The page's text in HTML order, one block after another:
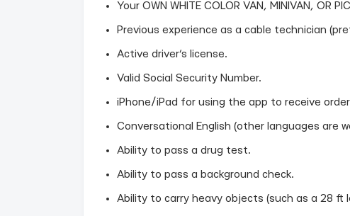
Your OWN WHITE COLOR VAN, MINIVAN, OR
Previous experience as a cable technician
Active driver’s license.
Valid Social Security Number.
iPhone/iPad for using the app to receive
Conversational English (other languages are
Ability to pass a drug test.
Ability to pass a background check.
Ability to carry heavy objects (such as a 28 ft